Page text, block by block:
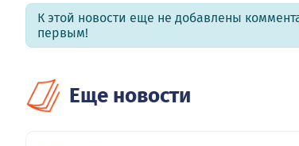
К этой новости еще не добавлены
первым!
Еще новости